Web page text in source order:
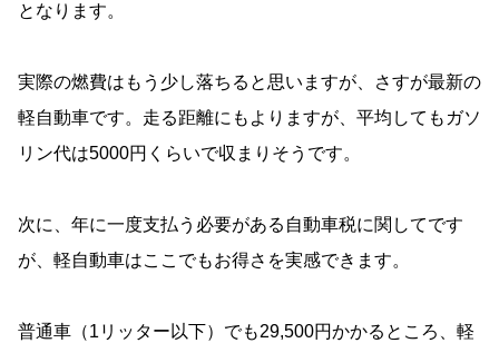
となります。
実際の燃費はもう少し落ちると思いますが、さすが最新の
軽自動車です。走る距離にもよりますが、平均してもガソ
リン代は5000円くらいで収まりそうです。
次に、年に一度支払う必要がある自動車税に関してです
が、軽自動車はここでもお得さを実感できます。
普通車（1リッター以下）でも29,500円かかるところ、軽